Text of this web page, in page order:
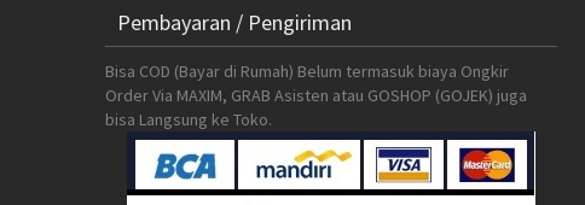
Pembayaran / Pengiriman
Bisa COD (Bayar di Rumah) Belum termasuk biaya Ongkir
Order Via MAXIM, GRAB Asisten atau GOSHOP (GOJEK) juga
bisa Langsung ke Toko.